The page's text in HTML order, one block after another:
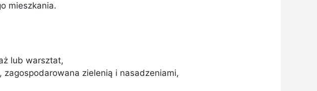
mieszkania.
lub warsztat,
zagospodarowana zielenią i nasadzeniami,